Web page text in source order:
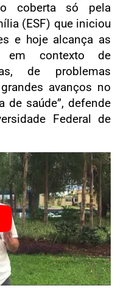
coberta só pela
(ESF) que iniciou
e hoje alcança as
em contexto de
de problemas
avanços no
de saúde”, defende
Federal de